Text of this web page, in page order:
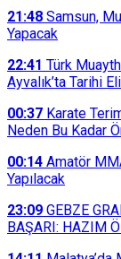
21:48 Samsun,
Yapacak
22:41 Türk
Ayvalık’ta Tarihi
00:37 Karate
Neden Bu Kadar
00:14 Amatör
Yapılacak
23:09 GEBZE
BAŞARI: HAZIM